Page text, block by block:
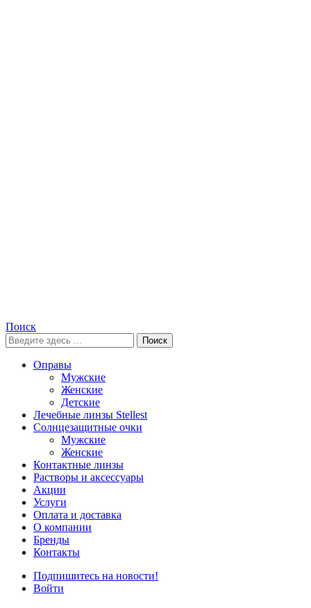
Поиск
Поиск
Оправы
Мужские
Женские
Детские
Лечебные линзы Stellest
Солнцезащитные очки
Мужские
Женские
Контактные линзы
Растворы и аксессуары
Акции
Услуги
Оплата и доставка
О компании
Бренды
Контакты
Подпишитесь на новости!
Войти